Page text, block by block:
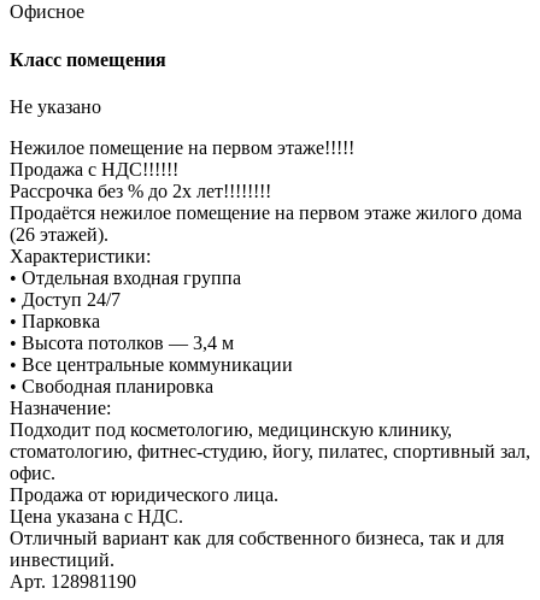
Офисное
Класс помещения
Не указано
Нежилое помещение на первом этаже!!!!!
Продажа с НДС!!!!!!
Рассрочка без % до 2х лет!!!!!!!!
Продаётся нежилое помещение на первом этаже жилого дома
(26 этажей).
Характеристики:
• Отдельная входная группа
• Доступ 24/7
• Парковка
• Высота потолков — 3,4 м
• Все центральные коммуникации
• Свободная планировка
Назначение:
Подходит под косметологию, медицинскую клинику,
стоматологию, фитнес-студию, йогу, пилатес, спортивный зал,
офис.
Продажа от юридического лица.
Цена указана с НДС.
Отличный вариант как для собственного бизнеса, так и для
инвестиций.
Арт. 128981190